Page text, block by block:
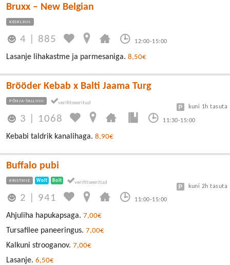
Bruxx – New Belgian
KESKLINN
4 885 12:00-15:00
Lasanje lihakastme ja parmesaniga. 8,50€
Brööder Kebab x Balti Jaama Turg
PÕHJA-TALLINN
3 1068 11:30-15:00
kuni 1h tasuta
Kebabi taldrik kanalihaga. 8,90€
Buffalo pubi
KRISTIINE Wolt Bolt
2 941 11:00-15:00
kuni 2h tasuta
Ahjuliha hapukapsaga. 7,00€
Tursafilee paneeringus. 7,00€
Kalkuni strooganov. 7,00€
Lasanje. 6,50€